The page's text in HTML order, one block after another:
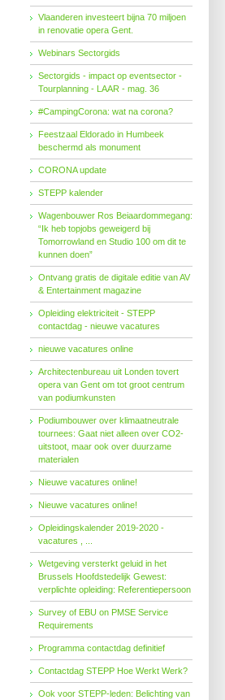
Vlaanderen investeert bijna 70 miljoen
in renovatie opera Gent.
Webinars Sectorgids
Sectorgids - impact op eventsector -
Tourplanning - LAAR - mag. 36
#CampingCorona: wat na corona?
Feestzaal Eldorado in Humbeek
beschermd als monument
CORONA update
STEPP kalender
Wagenbouwer Ros Beiaardommegang:
“Ik heb topjobs geweigerd bij
Tomorrowland en Studio 100 om dit te
kunnen doen”
Ontvang gratis de digitale editie van AV
& Entertainment magazine
Opleiding elektriciteit - STEPP
contactdag - nieuwe vacatures
nieuwe vacatures online
Architectenbureau uit Londen tovert
opera van Gent om tot groot centrum
van podiumkunsten
Podiumbouwer over klimaatneutrale
tournees: Gaat niet alleen over CO2-
uitstoot, maar ook over duurzame
materialen
Nieuwe vacatures online!
Nieuwe vacatures online!
Opleidingskalender 2019-2020 -
vacatures , ...
Wetgeving versterkt geluid in het
Brussels Hoofdstedelijk Gewest:
verplichte opleiding: Referentiepersoon
Survey of EBU on PMSE Service
Requirements
Programma contactdag definitief
Contactdag STEPP Hoe Werkt Werk?
Ook voor STEPP-leden: Belichting van